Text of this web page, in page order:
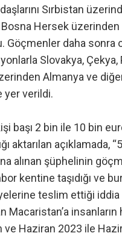
Sırbistan
Bosna Hersek üzerinden
Göçmenler daha sonra
Slovakya, Çekya,
Almanya ve
yer verildi.
başı 2 bin ile 10 bin
aktarılan açıklamada, “5
alınan şüphelinin
kentine taşıdığı ve
teslim ettiği
Macaristan’a
ve Haziran 2023 ile